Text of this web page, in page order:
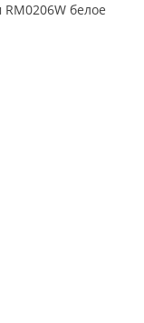
RM0206W белое